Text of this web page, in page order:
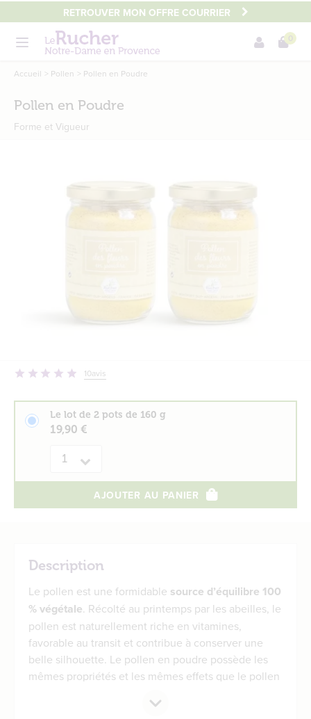
au
contenu
RETROUVER MON OFFRE COURRIER
Menu
0
MainAccueil Pollen Pollen en Poudre
Pollen en Poudre
Forme et Vigueur
10avis
Le lot de 2 pots de 160 g
19,90 €
AJOUTER AU PANIER
Description
Le pollen est une formidable source d’équilibre 100
% végétale. Récolté au printemps par les abeilles, le
pollen est naturellement riche en vitamines,
favorable au transit et contribue à conserver une
belle silhouette. Le pollen en poudre possède les
mêmes propriétés et les mêmes effets que le pollen
une boisson ou le mélanger à un yaourt.